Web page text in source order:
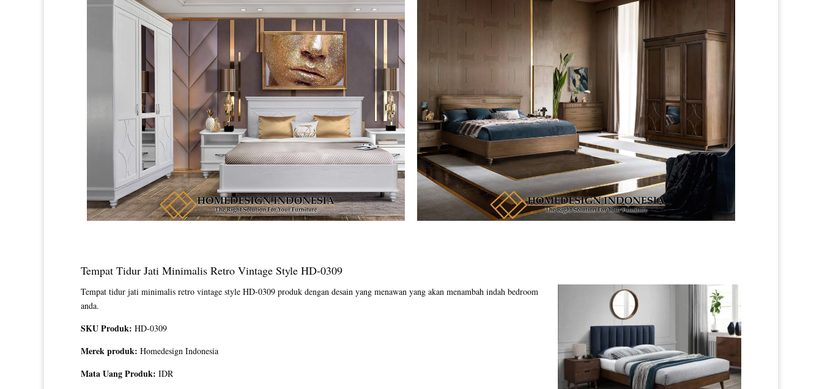
Tempat Tidur Jati Minimalis Retro Vintage Style HD-0309
Tempat tidur jati minimalis retro vintage style HD-0309 produk dengan desain yang menawan yang akan menambah indah bedroom
anda.
SKU Produk: HD-0309
Merek produk: Homedesign Indonesia
Mata Uang Produk: IDR